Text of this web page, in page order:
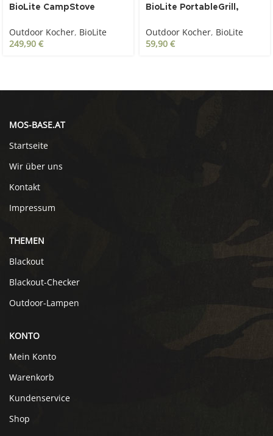
BioLite CampStove
CampStove 2+,
PortableGrill, KettlePot,
Outdoor Kocher, BioLite
249,90 €
BioLite PortableGrill,
CampStove/CampStove2
Outdoor Kocher, BioLite
59,90 €
MOS-BASE.AT
Startseite
Wir über uns
Kontakt
Impressum
THEMEN
Blackout
Blackout-Checker
Outdoor-Lampen
KONTO
Mein Konto
Warenkorb
Kundenservice
Shop